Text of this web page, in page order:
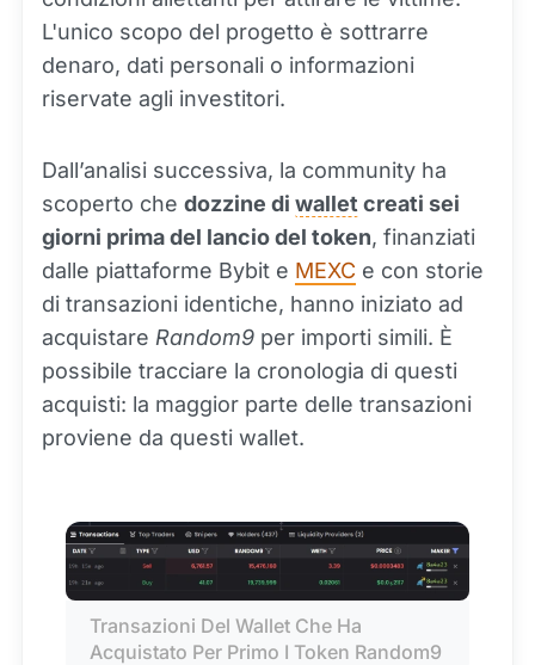
L'unico scopo del progetto è sottrarre
denaro, dati personali o informazioni
riservate agli investitori.
Dall’analisi successiva, la community ha
scoperto che dozzine di wallet creati sei
giorni prima del lancio del token, finanziati
dalle piattaforme Bybit e MEXC e con storie
di transazioni identiche, hanno iniziato ad
acquistare Random9 per importi simili. È
possibile tracciare la cronologia di questi
acquisti: la maggior parte delle transazioni
proviene da questi wallet.
Transazioni Del Wallet Che Ha
Acquistato Per Primo I Token Random9